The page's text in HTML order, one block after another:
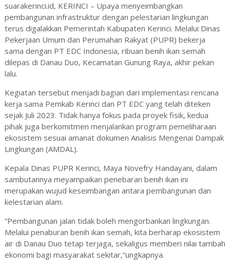
suarakerinci.id, KERINCI – Upaya menyeimbangkan
pembangunan infrastruktur dengan pelestarian lingkungan
terus digalakkan Pemerintah Kabupaten Kerinci. Melalui Dinas
Pekerjaan Umum dan Perumahan Rakyat (PUPR) bekerja
sama dengan PT EDC Indonesia, ribuan benih ikan semah
dilepas di Danau Duo, Kecamatan Gunung Raya, akhir pekan
lalu.
Kegiatan tersebut menjadi bagian dari implementasi rencana
kerja sama Pemkab Kerinci dan PT EDC yang telah diteken
sejak Juli 2023. Tidak hanya fokus pada proyek fisik, kedua
pihak juga berkomitmen menjalankan program pemeliharaan
ekosistem sesuai amanat dokumen Analisis Mengenai Dampak
Lingkungan (AMDAL).
Kepala Dinas PUPR Kerinci, Maya Novefry Handayani, dalam
sambutannya meyampaikan penebaran benih ikan ini
merupakan wujud keseimbangan antara pembangunan dan
kelestarian alam.
“Pembangunan jalan tidak boleh mengorbankan lingkungan.
Melalui penaburan benih ikan semah, kita berharap ekosistem
air di Danau Duo tetap terjaga, sekaligus memberi nilai tambah
ekonomi bagi masyarakat sekitar,”ungkapnya.